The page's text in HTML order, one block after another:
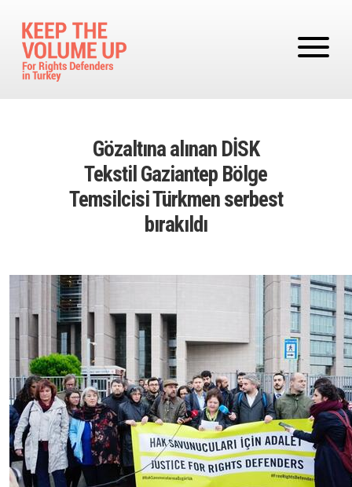
Gözaltına alınan DİSK
Tekstil Gaziantep Bölge
Temsilcisi Türkmen serbest
bırakıldı
Image